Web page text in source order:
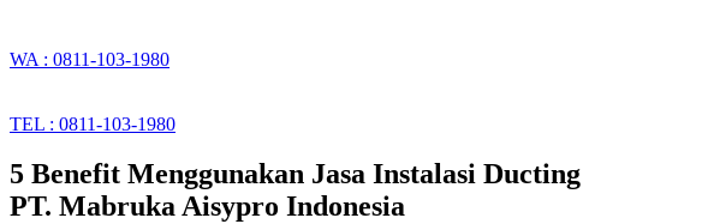
WA : 0811-103-1980
TEL : 0811-103-1980
5 Benefit Menggunakan Jasa Instalasi Ducting
PT. Mabruka Aisypro Indonesia